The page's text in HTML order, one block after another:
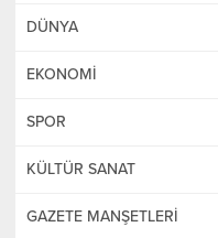
DÜNYA
EKONOMİ
SPOR
KÜLTÜR SANAT
GAZETE MANŞETLERİ